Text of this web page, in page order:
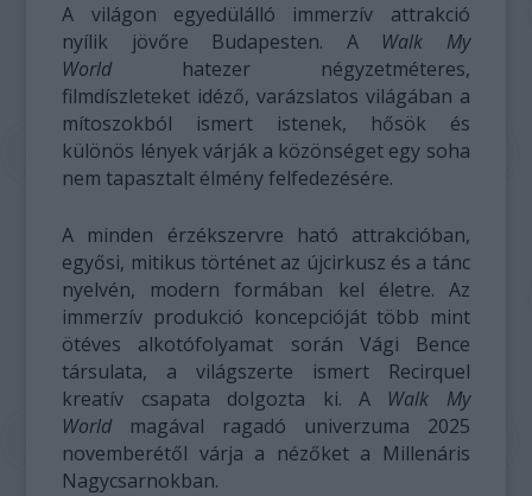
A világon egyedülálló immerzív attrakció
nyílik jövőre Budapesten. A Walk My
World hatezer négyzetméteres,
filmdíszleteket idéző, varázslatos világában a
mítoszokból ismert istenek, hősök és
különös lények várják a közönséget egy soha
nem tapasztalt élmény felfedezésére.
A minden érzékszervre ható attrakcióban,
egyősi, mitikus történet az újcirkusz és a tánc
nyelvén, modern formában kel életre. Az
immerzív produkció koncepcióját több mint
ötéves alkotófolyamat során Vági Bence
társulata, a világszerte ismert Recirquel
kreatív csapata dolgozta ki. A Walk My
World magával ragadó univerzuma 2025
novemberétől várja a nézőket a Millenáris
Nagycsarnokban.